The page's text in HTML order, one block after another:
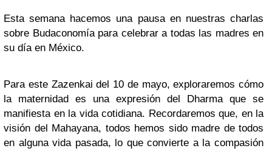
Esta semana hacemos una pausa en nuestras charlas
sobre Budaconomía para celebrar a todas las madres en
su día en México.
Para este Zazenkai del 10 de mayo, exploraremos cómo
la maternidad es una expresión del Dharma que se
manifiesta en la vida cotidiana. Recordaremos que, en la
visión del Mahayana, todos hemos sido madre de todos
en alguna vida pasada, lo que convierte a la compasión